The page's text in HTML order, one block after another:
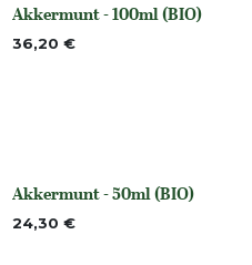
None
Akkermunt - 100ml (BIO)
36,20 €
None
Akkermunt - 50ml (BIO)
24,30 €